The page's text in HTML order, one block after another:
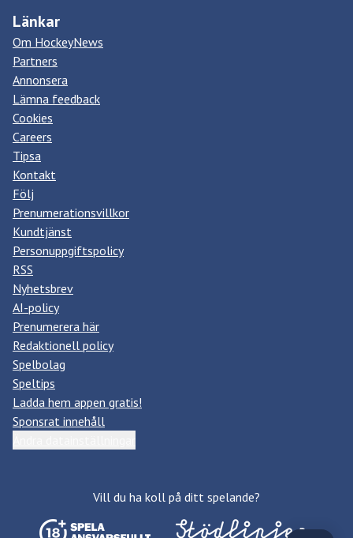
Länkar
Om HockeyNews
Partners
Annonsera
Lämna feedback
Cookies
Careers
Tipsa
Kontakt
Följ
Prenumerationsvillkor
Kundtjänst
Personuppgiftspolicy
RSS
Nyhetsbrev
AI-policy
Prenumerera här
Redaktionell policy
Spelbolag
Speltips
Ladda hem appen gratis!
Sponsrat innehåll
Vill du ha koll på ditt spelande?